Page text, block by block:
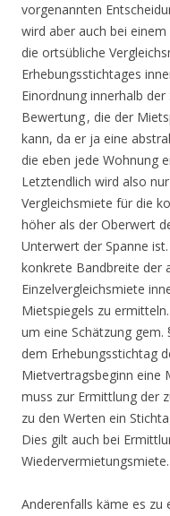
vorgenannten
wird aber auch bei
die ortsübliche
Erhebungsstichtages
Einordnung innerhalb
Bewertung , die der
kann, da er ja eine
die eben jede Wohnung
Letztendlich wird also
Vergleichsmiete für die
höher als der Oberwert
Unterwert der Spanne
konkrete Bandbreite der
Einzelvergleichsmiete
Mietspiegels zu
um eine Schätzung gem.
dem Erhebungsstichtag
Mietvertragsbeginn eine
muss zur Ermittlung der
zu den Werten ein
Dies gilt auch bei
Wiedervermietungsmiete.
Anderenfalls käme es zu